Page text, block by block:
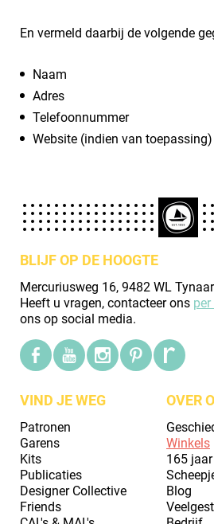
En vermeld daarbij de volgende
Naam
Adres
Telefoonnummer
Website (indien van toepassing)
BLIJF OP DE HOOGTE
Mercuriusweg 16, 9482 WL
Heeft u vragen, contacteer ons
ons op social media.
VIND JE WEG
Patronen
Garens
Kits
Publicaties
Designer Collective
Friends
OVER
Winkels
165
Blog